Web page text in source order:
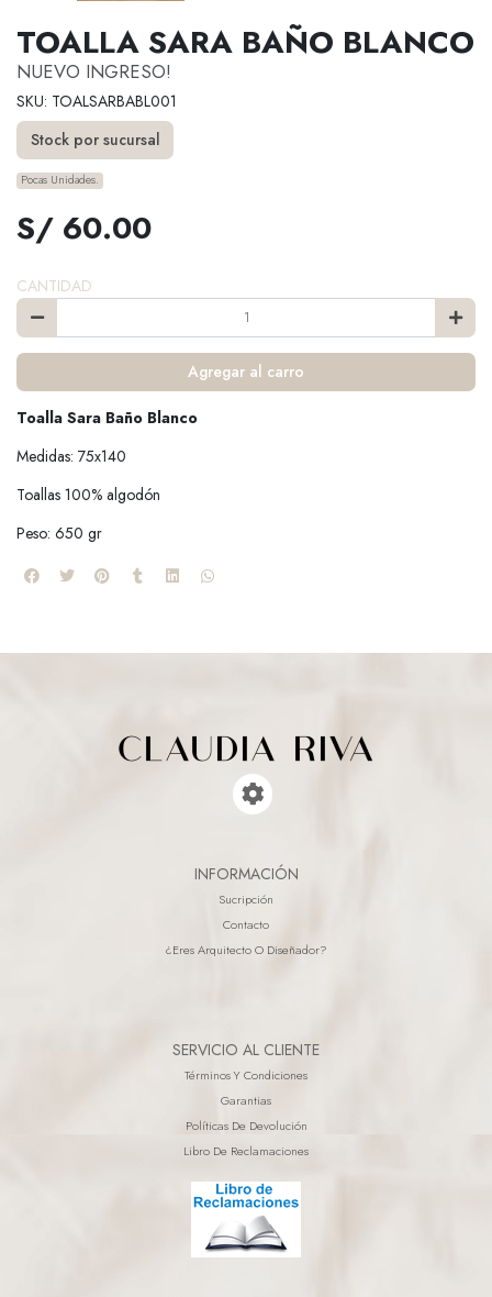
TOALLA SARA BAÑO BLANCO
NUEVO INGRESO!
SKU: TOALSARBABL001
Stock por sucursal
Pocas Unidades.
S/ 60.00
CANTIDAD
Agregar al carro
Toalla Sara Baño Blanco
Medidas: 75x140
Toallas 100% algodón
Peso: 650 gr
INFORMACIÓN
Sucripción
Contacto
¿eres Arquitecto O Diseñador?
SERVICIO AL CLIENTE
Términos Y Condiciones
Garantias
Políticas De Devolución
Libro De Reclamaciones